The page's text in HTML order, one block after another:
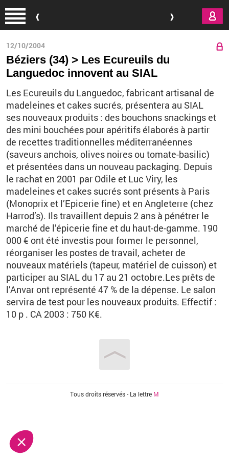
12/10/2004
Béziers (34) > Les Ecureuils du
Languedoc innovent au SIAL
Les Ecureuils du Languedoc, fabricant artisanal de
madeleines et cakes sucrés, présentera au SIAL
ses nouveaux produits : des bouchons snackings et
des mini bouchées pour apéritifs élaborés à partir
de recettes traditionnelles méditerranéennes
(saveurs anchois, olives noires ou tomate-basilic)
et présentées dans un nouveau packaging. Depuis
le rachat en 2001 par Odile et Luc Viry, les
madeleines et cakes sucrés sont présents à Paris
(Monoprix et l’Epicerie fine) et en Angleterre (chez
Harrod’s). Ils travaillent depuis 2 ans à pénétrer le
marché de l’épicerie fine et du haut-de-gamme. 190
000 € ont été investis pour former le personnel,
réorganiser les postes de travail, acheter de
nouveaux matériels (tapeur, matériel de cuisson) et
participer au SIAL du 17 au 21 octobre.Les prêts de
l’Anvar ont représenté 47 % de la dépense. Le salon
servira de test pour les nouveaux produits. Effectif :
10 p . CA 2003 : 750 K€.
Tous droits réservés - La lettre M